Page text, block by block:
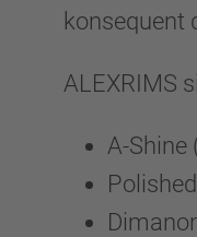
konsequent
ALEXRIMS
A-
Polished